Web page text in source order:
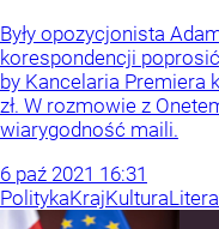
Były opozycjonista
korespondencji
by Kancelaria Premiera
zł. W rozmowie z
wiarygodność maili.
6 paź 2021 16:31
PolitykaKrajKultura